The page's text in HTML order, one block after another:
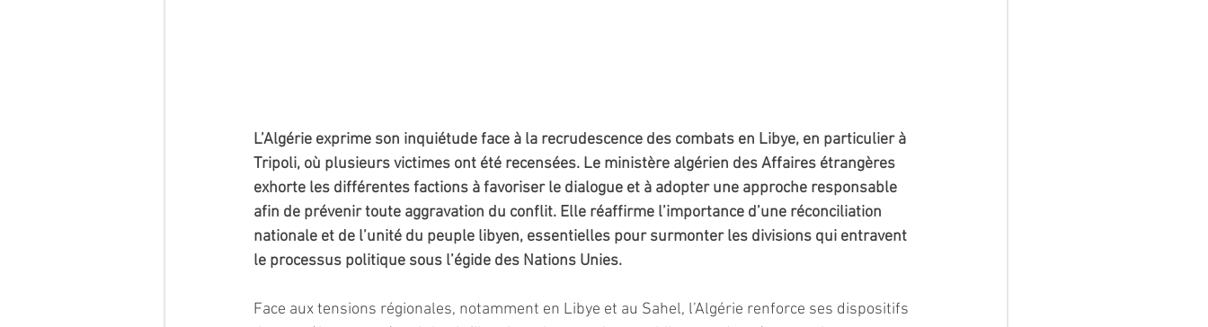
L’Algérie exprime son inquiétude face à la recrudescence des combats en Libye, en particulier à
Tripoli, où plusieurs victimes ont été recensées. Le ministère algérien des Affaires étrangères
exhorte les différentes factions à favoriser le dialogue et à adopter une approche responsable
afin de prévenir toute aggravation du conflit. Elle réaffirme l’importance d’une réconciliation
nationale et de l’unité du peuple libyen, essentielles pour surmonter les divisions qui entravent
le processus politique sous l’égide des Nations Unies.
Face aux tensions régionales, notamment en Libye et au Sahel, l’Algérie renforce ses dispositifs